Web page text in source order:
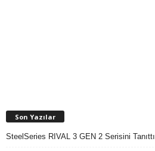
Son Yazılar
SteelSeries RIVAL 3 GEN 2 Serisini Tanıttı